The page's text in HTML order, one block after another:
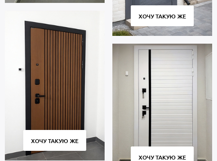
ХОЧУ ТАКУЮ ЖЕ
ХОЧУ ТАКУЮ ЖЕ
ХОЧУ ТАКУЮ ЖЕ